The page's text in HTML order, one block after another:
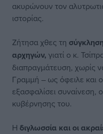
ακυρώνουν τον
ιστορίας.
Ζήτησα χθες τη
αρχηγών, γιατί ο κ.
διαπραγμάτευση, χωρίς
Γραμμή – ως όφειλε και
εξασφαλίσει συναίνεση,
κυβέρνησης του.
Η διγλωσσία και οι